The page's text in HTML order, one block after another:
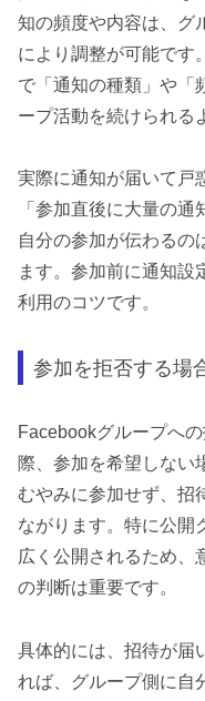
知の頻度や内容は、グ
により調整が可能です
で「通知の種類」や「
ープ活動を続けられる
実際に通知が届いて戸
「参加直後に大量の
自分の参加が伝わるの
ます。参加前に通知設
利用のコツです。
参加を拒否する場
Facebookグループへ
際、参加を希望しない
むやみに参加せず、招
ながります。特に公開
広く公開されるため、
の判断は重要です。
具体的には、招待が届
れば、グループ側に自